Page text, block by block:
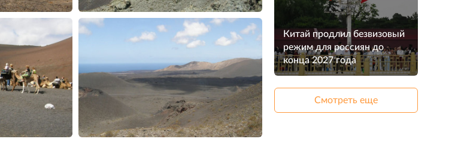
Китай продлил безвизовый
режим для россиян до
конца 2027 года
Смотреть еще